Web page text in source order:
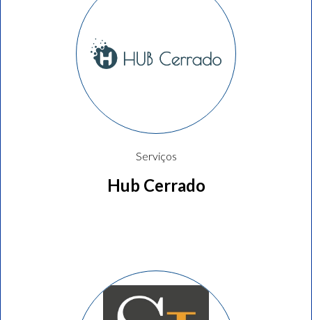
Serviços
Hub Cerrado